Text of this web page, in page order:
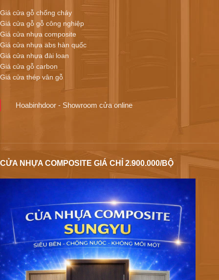
Giá cửa gỗ chống cháy
Giá cửa gỗ gỗ công nghiệp
Giá cửa nhựa composite
Giá cửa nhựa abs hàn quốc
Giá cửa nhựa đài loan
Giá cửa gỗ carbon
Giá cửa thép vân gỗ
Hoabinhdoor - Showroom cửa online
CỬA NHỰA COMPOSITE GIÁ CHỈ 2.900.000/BỘ